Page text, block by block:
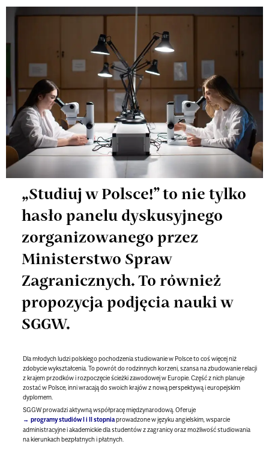
„Studiuj w Polsce!” to nie tylko
hasło panelu dyskusyjnego
zorganizowanego przez
Ministerstwo Spraw
Zagranicznych. To również
propozycja podjęcia nauki w
SGGW.
Dla młodych ludzi polskiego pochodzenia studiowanie w Polsce to coś więcej niż
zdobycie wykształcenia. To powrót do rodzinnych korzeni, szansa na zbudowanie relacji
z krajem przodków i rozpoczęcie ścieżki zawodowej w Europie. Część z nich planuje
zostać w Polsce, inni wracają do swoich krajów z nową perspektywą i europejskim
dyplomem.
SGGW prowadzi aktywną współpracę międzynarodową. Oferuje
programy studiów I i II stopniaprowadzone w języku angielskim, wsparcie
administracyjne i akademickie dla studentów z zagranicy oraz możliwość studiowania
na kierunkach bezpłatnych i płatnych.